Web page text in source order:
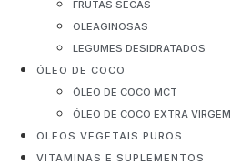
FRUTAS SECAS
OLEAGINOSAS
LEGUMES DESIDRATADOS
ÓLEO DE COCO
ÓLEO DE COCO MCT
ÓLEO DE COCO EXTRA VIRGEM
OLEOS VEGETAIS PUROS
VITAMINAS E SUPLEMENTOS